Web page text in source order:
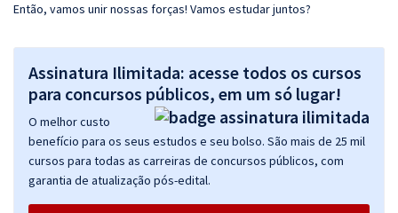
Então, vamos unir nossas forças! Vamos estudar juntos?
Assinatura Ilimitada: acesse todos os cursos
para concursos públicos, em um só lugar!
O melhor custo
benefício para os seus estudos e seu bolso. São mais de 25 mil
cursos para todas as carreiras de concursos públicos, com
garantia de atualização pós-edital.